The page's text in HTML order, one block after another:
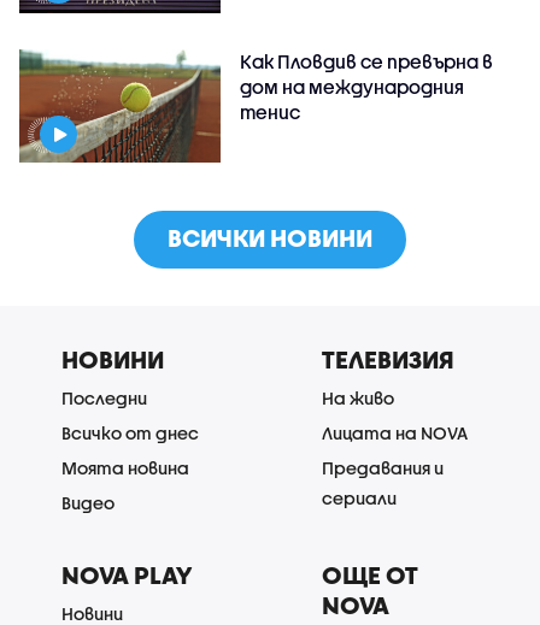
Как Пловдив се превърна в
дом на международния
тенис
ВСИЧКИ НОВИНИ
НОВИНИ
Последни
Всичко от днес
Моята новина
Видео
ТЕЛЕВИЗИЯ
На живо
Лицата на NOVA
Предавания и
сериали
NOVA PLAY
Новини
ОЩЕ ОТ
NOVA